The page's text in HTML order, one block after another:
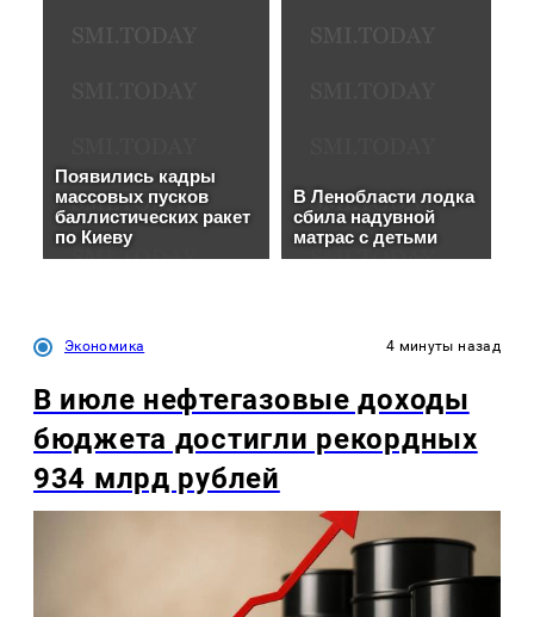
Экономика 4 минуты назад
В июле нефтегазовые доходы
бюджета достигли рекордных
934 млрд рублей